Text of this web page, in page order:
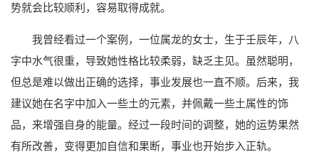
势就会比较顺利，容易取得成就。
我曾经看过一个案例，一位属龙的女士，生于壬辰年，八
字中水气很重，导致她性格比较柔弱，缺乏主见。虽然聪明，
但总是难以做出正确的选择，事业发展也一直不顺。后来，我
建议她在名字中加入一些土的元素，并佩戴一些土属性的饰
品，来增强自身的能量。经过一段时间的调整，她的运势果然
有所改善，变得更加自信和果断，事业也开始步入正轨。